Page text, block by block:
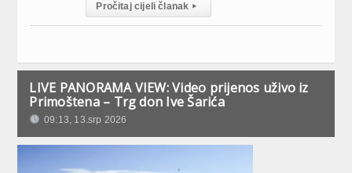
Pročitaj cijeli članak ▸
LIVE PANORAMA VIEW: Video prijenos uživo iz
Primoštena – Trg don Ive Šarića
09:13, 13.srp 2026